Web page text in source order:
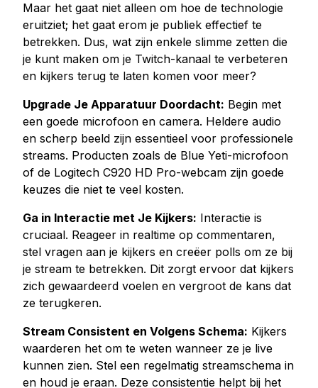
Tiktok Diensten
Tiktok volgers kopen
Kopen Tiktok houdt
Tiktok live beelden kopen
Twitter Diensten
Twitter volgers kopen
Twitter X Impressies kopen
Kopen Twitter likes
Twitter-views kopen
Twitter X Video bekeken kopen
Youtube Diensten
Kopen Youtube commentaar houdt
Youtube kopen houdt
Youtube abonnees kopen
Youtube weergaven kopen
Youtube live beelden kopen
Maar het gaat niet alleen om hoe de technologie
eruitziet; het gaat erom je publiek effectief te
betrekken. Dus, wat zijn enkele slimme zetten die
je kunt maken om je Twitch-kanaal te verbeteren
en kijkers terug te laten komen voor meer?
Upgrade Je Apparatuur Doordacht: Begin met
een goede microfoon en camera. Heldere audio
en scherp beeld zijn essentieel voor professionele
streams. Producten zoals de Blue Yeti-microfoon
of de Logitech C920 HD Pro-webcam zijn goede
keuzes die niet te veel kosten.
Ga in Interactie met Je Kijkers: Interactie is
cruciaal. Reageer in realtime op commentaren,
stel vragen aan je kijkers en creëer polls om ze bij
je stream te betrekken. Dit zorgt ervoor dat kijkers
zich gewaardeerd voelen en vergroot de kans dat
ze terugkeren.
Stream Consistent en Volgens Schema: Kijkers
waarderen het om te weten wanneer ze je live
kunnen zien. Stel een regelmatig streamschema in
en houd je eraan. Deze consistentie helpt bij het